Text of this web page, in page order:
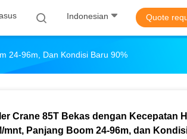
Indonesian Quote
24-96m, Dan Kondisi Baru 90%
Crane 85T Bekas dengan Kecepatan
mnt, Panjang Boom 24-96m, dan